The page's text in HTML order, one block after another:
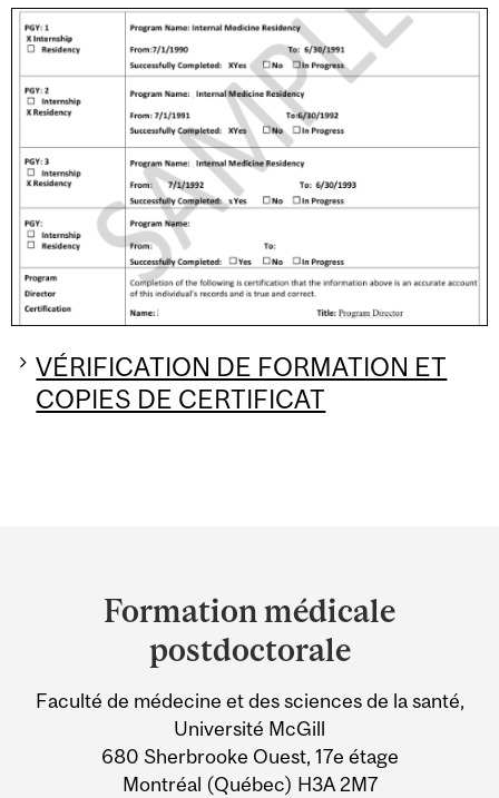
VÉRIFICATION DE FORMATION ET
COPIES DE CERTIFICAT
University
Information
Formation médicale
postdoctorale
Faculté de médecine et des sciences de la santé,
Université McGill
680 Sherbrooke Ouest, 17e étage
Montréal (Québec) H3A 2M7